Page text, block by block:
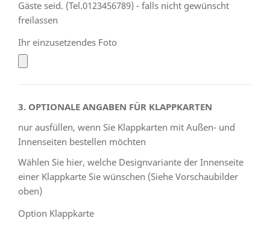
Gäste seid. (Tel.0123456789) - falls nicht gewünscht
freilassen
Ihr einzusetzendes Foto
3. OPTIONALE ANGABEN FÜR KLAPPKARTEN
nur ausfüllen, wenn Sie Klappkarten mit Außen- und
Innenseiten bestellen möchten
Wählen Sie hier, welche Designvariante der Innenseite
einer Klappkarte Sie wünschen (Siehe Vorschaubilder
oben)
Option Klappkarte